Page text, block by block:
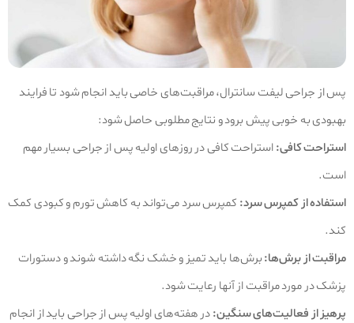
پس از جراحی لیفت سانترال، مراقبت‌های خاصی باید انجام شود تا فرایند
بهبودی به خوبی پیش برود و نتایج مطلوبی حاصل شود:
استراحت کافی:استراحت کافی در روزهای اولیه پس از جراحی بسیار مهم
است.
استفاده از کمپرس سرد: کمپرس سرد می‌تواند به کاهش تورم و کبودی کمک
کند.
مراقبت از برش‌ها:برش‌ها باید تمیز و خشک نگه داشته شوند و دستورات
پزشک در مورد مراقبت از آنها رعایت شود.
پرهیز از فعالیت‌های سنگین:در هفته‌های اولیه پس از جراحی باید از انجام